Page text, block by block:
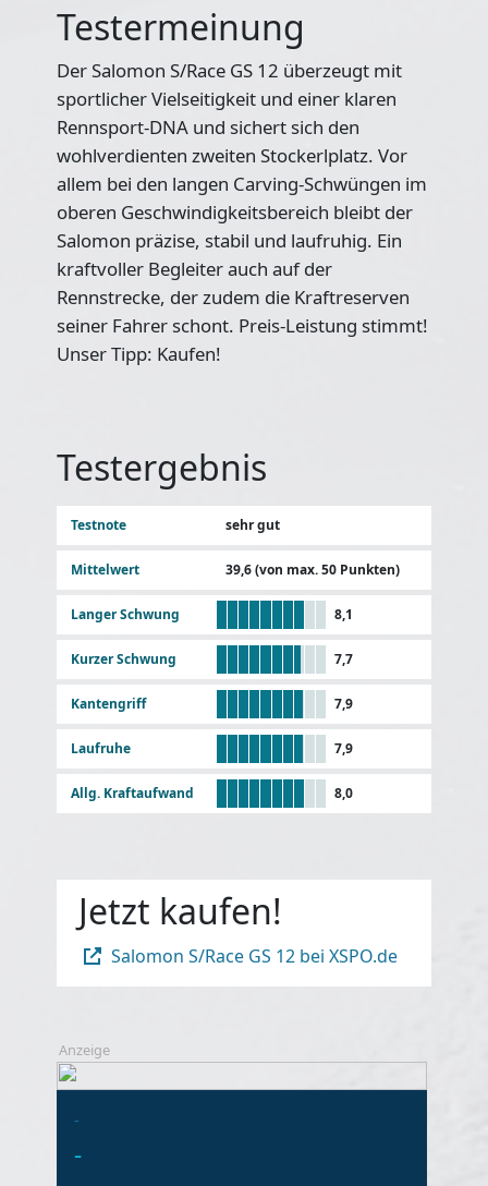
Testermeinung
Der Salomon S/Race GS 12 überzeugt mit
sportlicher Vielseitigkeit und einer klaren
Rennsport-DNA und sichert sich den
wohlverdienten zweiten Stockerlplatz. Vor
allem bei den langen Carving-Schwüngen im
oberen Geschwindigkeitsbereich bleibt der
Salomon präzise, stabil und laufruhig. Ein
kraftvoller Begleiter auch auf der
Rennstrecke, der zudem die Kraftreserven
seiner Fahrer schont. Preis-Leistung stimmt!
Unser Tipp: Kaufen!
Testergebnis
Testnote sehr gut
Mittelwert 39,6 (von max. 50 Punkten)
Langer Schwung 8,1
Kurzer Schwung 7,7
Kantengriff 7,9
Laufruhe 7,9
Allg. Kraftaufwand 8,0
Jetzt kaufen!
Salomon S/Race GS 12 bei XSPO.de
Anzeige
-
-